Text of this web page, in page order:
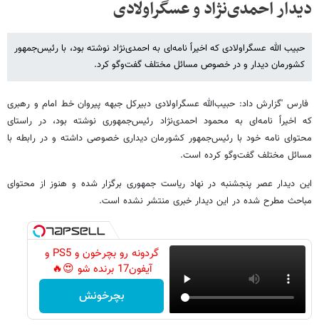
دیدار احمدی‌نژاد و عسگراولادی
حبیب الله عسگراولادی که اخیراً نامه‌ای به احمدی‌نژاد نوشته بود، با رئیس‌جمهور
کشورمان دیدار و در خصوص مسائل مختلف گفت‌وگو کرد.
فارس 'گزارش داد: حبیب‌الله عسگراولادی دبیرکل جبهه پیروان خط امام و رهبری
که اخیراً نامه‌ای به محمود احمدی‌نژاد رئیس‌جمهوری نوشته بود، در راستای
محتوای نامه خود با رئیس‌جمهور کشورمان دیداری خصوصی داشته و در رابطه با
مسائل مختلف گفت‌وگو کرده است.
این دیدار عصر پنجشنبه در نهاد ریاست جمهوری برگزار شده و هنوز از محتوای
مباحث مطرح شده در این دیدار خبری منتشر نشده است.
گردونه رو بچرخون و PS5 و
آیفون17 برنده شو 😍🔥
بچرخونش